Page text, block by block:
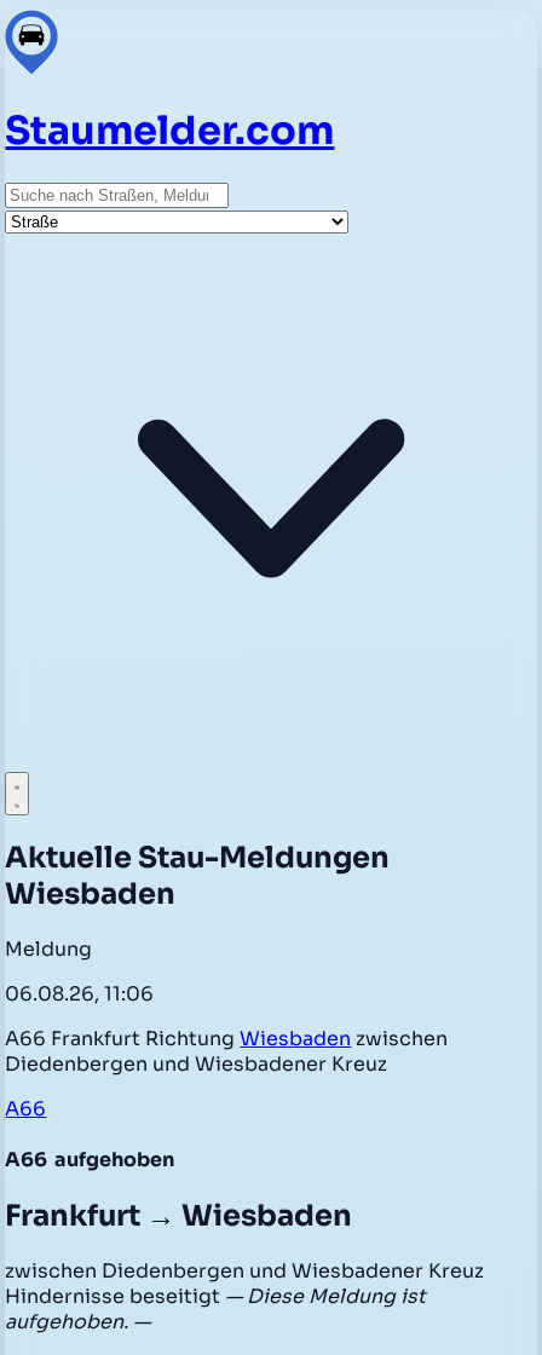
Staumelder.com
Suche
Straße
Aktuelle Stau-Meldungen
Wiesbaden
Meldung
06.08.26, 11:06
A66 Frankfurt RichtungWiesbaden zwischen
Diedenbergen und Wiesbadener Kreuz
A66
A66 aufgehoben
Frankfurt → Wiesbaden
zwischen Diedenbergen und Wiesbadener Kreuz
Hindernisse beseitigt — Diese Meldung ist
aufgehoben. —